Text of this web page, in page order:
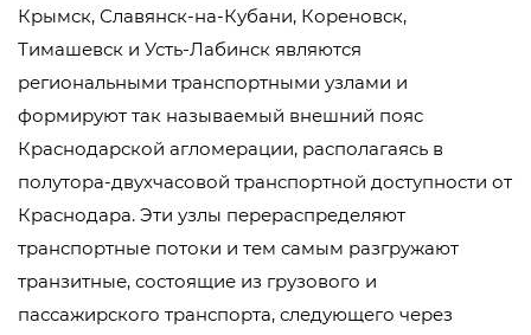
Крымск, Славянск-на-Кубани, Кореновск,
Тимашевск и Усть-Лабинск являются
региональными транспортными узлами и
формируют так называемый внешний пояс
Краснодарской агломерации, располагаясь в
полутора-двухчасовой транспортной доступности от
Краснодара. Эти узлы перераспределяют
транспортные потоки и тем самым разгружают
транзитные, состоящие из грузового и
пассажирского транспорта, следующего через